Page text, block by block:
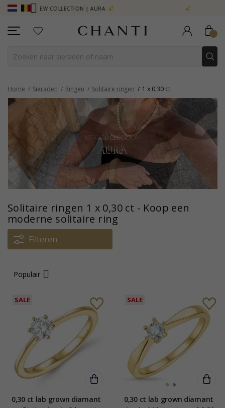
| AURA
Home Sieraden Ringen Solitaire ringen 1 x 0,30 ct
Solitaire ringen 1 x 0,30 ct - Koop een
moderne solitaire ring
Filteren
Populair
SALE
0,30 ct lab grown diamant
SALE
0,30 ct lab grown diamant